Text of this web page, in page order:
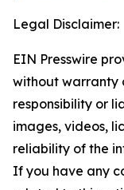
Legal Disclaimer:
EIN Presswire
without warranty
responsibility or
images, videos,
reliability of the
If you have any